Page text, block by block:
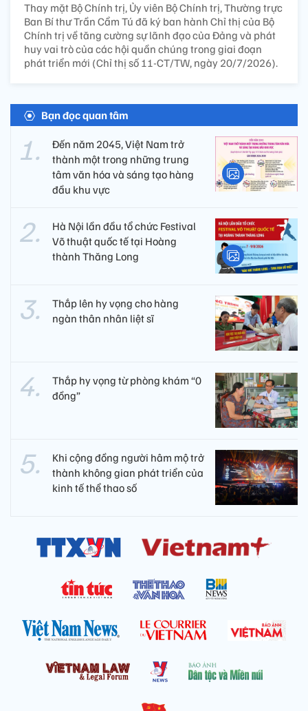
Thay mặt Bộ Chính trị, Ủy viên Bộ Chính trị, Thường trực
Ban Bí thư Trần Cẩm Tú đã ký ban hành Chỉ thị của Bộ
Chính trị về tăng cường sự lãnh đạo của Đảng và phát
huy vai trò của các hội quần chúng trong giai đoạn
phát triển mới (Chỉ thị số 11-CT/TW, ngày 20/7/2026).
Bạn đọc quan tâm
Đến năm 2045, Việt Nam trở
thành một trong những trung
tâm văn hóa và sáng tạo hàng
đầu khu vực
Hà Nội lần đầu tổ chức Festival
Võ thuật quốc tế tại Hoàng
thành Thăng Long
Thắp lên hy vọng cho hàng
ngàn thân nhân liệt sĩ
Thắp hy vọng từ phòng khám “0
đồng”
Khi cộng đồng người hâm mộ trở
thành không gian phát triển của
kinh tế thể thao số